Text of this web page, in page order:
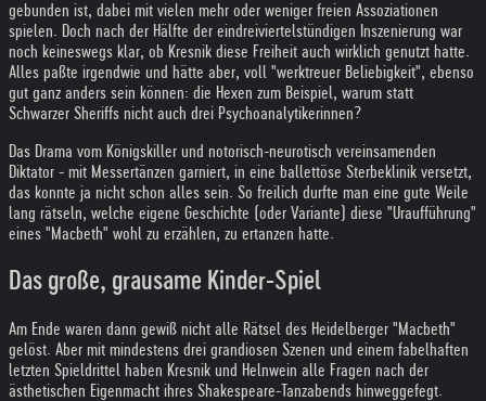
gebunden ist, dabei mit vielen mehr oder weniger freien Assoziationen
spielen. Doch nach der Hälfte der eindreiviertelstündigen Inszenierung war
noch keineswegs klar, ob Kresnik diese Freiheit auch wirklich genutzt hatte.
Alles paßte irgendwie und hätte aber, voll "werktreuer Beliebigkeit", ebenso
gut ganz anders sein können: die Hexen zum Beispiel, warum statt
Schwarzer Sheriffs nicht auch drei Psychoanalytikerinnen?
Das Drama vom Königskiller und notorisch-neurotisch vereinsamenden
Diktator - mit Messertänzen garniert, in eine ballettöse Sterbeklinik versetzt,
das konnte ja nicht schon alles sein. So freilich durfte man eine gute Weile
lang rätseln, welche eigene Geschichte (oder Variante) diese "Uraufführung"
eines "Macbeth" wohl zu erzählen, zu ertanzen hatte.
Das große, grausame Kinder-Spiel
Am Ende waren dann gewiß nicht alle Rätsel des Heidelberger "Macbeth"
gelöst. Aber mit mindestens drei grandiosen Szenen und einem fabelhaften
letzten Spieldrittel haben Kresnik und Helnwein alle Fragen nach der
ästhetischen Eigenmacht ihres Shakespeare-Tanzabends hinweggefegt.